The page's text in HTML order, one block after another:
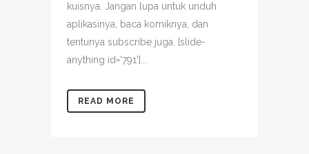
kuisnya. Jangan lupa untuk unduh
aplikasinya, baca komiknya, dan
tentunya subscribe juga. [slide-
anything id='791']...
READ MORE